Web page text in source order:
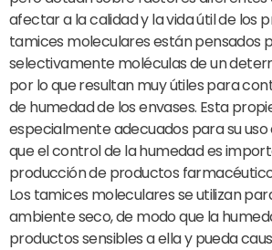
afectar a la calidad y la vida útil de los
tamices moleculares están pensados
selectivamente moléculas de un
por lo que resultan muy útiles para
de humedad de los envases. Esta
especialmente adecuados para su uso
que el control de la humedad es
producción de productos
Los tamices moleculares se utilizan
ambiente seco, de modo que la
productos sensibles a ella y pueda